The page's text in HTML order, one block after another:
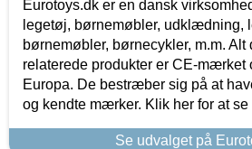
Eurotoys.dk er en dansk
legetøj, børnemøbler, udklædning,
børnemøbler, børnecykler, m.m. Alt
relaterede produkter er CE-mærket
Europa. De bestræber sig på at
og kendte mærker. Klik her for at se
Se udvalget på